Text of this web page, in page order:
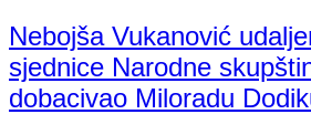
Nebojša Vukanović
sjednice Narodne
dobacivao Miloradu